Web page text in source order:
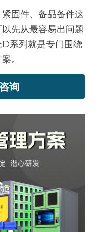
固件、备品备件这
先从最容易出问题
系列就是专门围绕
。
询